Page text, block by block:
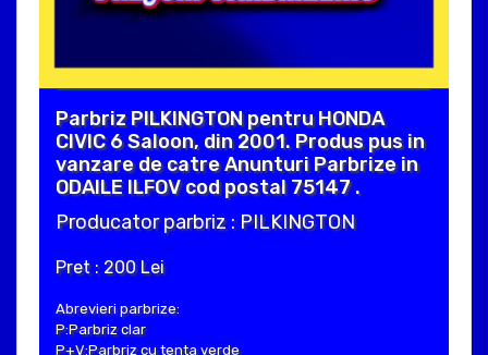
Parbriz PILKINGTON pentru HONDA
CIVIC 6 Saloon, din 2001. Produs pus in
vanzare de catre Anunturi Parbrize in
ODAILE ILFOV cod postal 75147 .
Producator parbriz : PILKINGTON
Pret : 200 Lei
Abrevieri parbrize:
P:Parbriz clar
P+V:Parbriz cu tenta verde